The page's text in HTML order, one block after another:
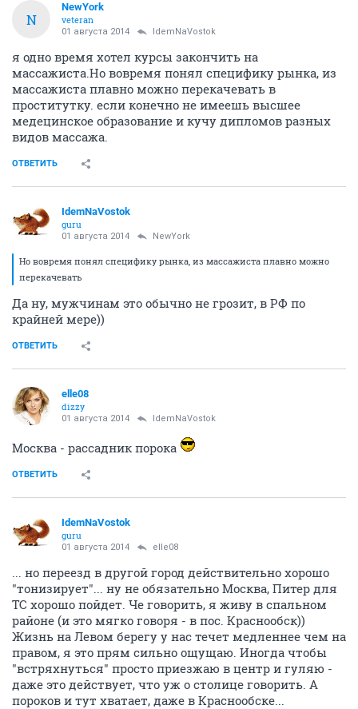
N
NewYоrk
veteran
01 августа 2014 IdemNaVostok
я одно время хотел курсы закончить на
массажиста.Но вовремя понял специфику рынка, из
массажиста плавно можно перекачевать в
проститутку. если конечно не имеешь высшее
медецинское образование и кучу дипломов разных
видов массажа.
ОТВЕТИТЬ
IdemNaVostok
guru
01 августа 2014 NewYоrk
Но вовремя понял специфику рынка, из массажиста плавно можно
перекачевать
Да ну, мужчинам это обычно не грозит, в РФ по
крайней мере))
ОТВЕТИТЬ
elle08
dizzy
01 августа 2014 IdemNaVostok
Москва - рассадник порока
ОТВЕТИТЬ
IdemNaVostok
guru
01 августа 2014 elle08
... но переезд в другой город действительно хорошо
"тонизирует"... ну не обязательно Москва, Питер для
ТС хорошо пойдет. Че говорить, я живу в спальном
районе (и это мягко говоря - в пос. Краснообск))
Жизнь на Левом берегу у нас течет медленнее чем на
правом, я это прям сильно ощущаю. Иногда чтобы
"встряхнуться" просто приезжаю в центр и гуляю -
даже это действует, что уж о столице говорить. А
пороков и тут хватает, даже в Краснообске...